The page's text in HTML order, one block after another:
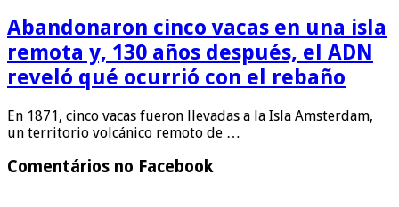
Abandonaron cinco vacas en una isla
remota y, 130 años después, el ADN
reveló qué ocurrió con el rebaño
En 1871, cinco vacas fueron llevadas a la Isla Amsterdam,
un territorio volcánico remoto de …
Comentários no Facebook